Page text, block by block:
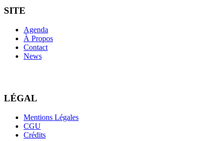
SITE
Agenda
À Propos
Contact
News
LÉGAL
Mentions Légales
CGU
Crédits